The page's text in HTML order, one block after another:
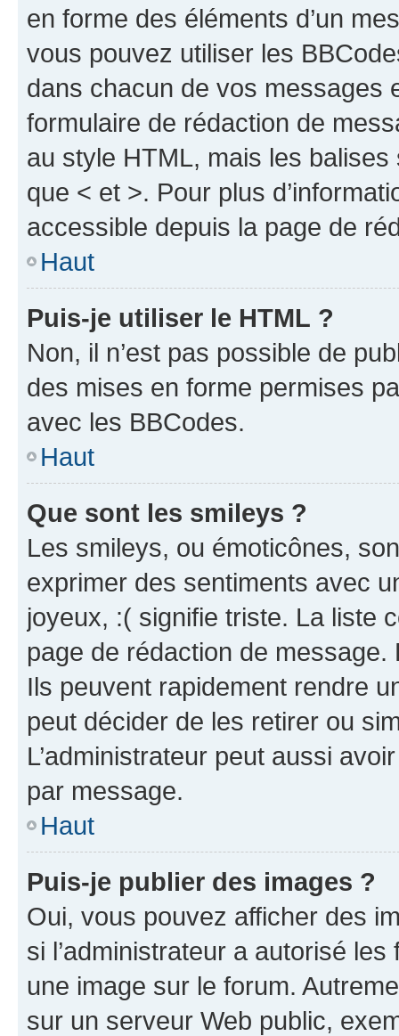
en forme des éléments d’un
vous pouvez utiliser les
dans chacun de vos messages
formulaire de rédaction de
au style HTML, mais les
que < et >. Pour plus
accessible depuis la page de
Haut
Puis-je utiliser le HTML ?
Non, il n’est pas possible de
des mises en forme permises
avec les BBCodes.
Haut
Que sont les smileys ?
Les smileys, ou émoticônes,
exprimer des sentiments avec
joyeux, :( signifie triste. La liste
page de rédaction de
Ils peuvent rapidement rendre
peut décider de les retirer ou
L’administrateur peut aussi
par message.
Haut
Puis-je publier des images ?
Oui, vous pouvez afficher des
si l’administrateur a autorisé
une image sur le forum.
sur un serveur Web public,